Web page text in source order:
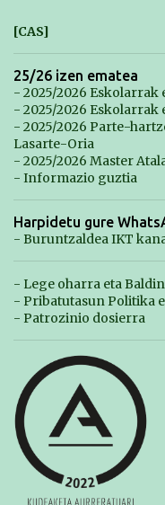
[CAS]
25/26 izen ematea
- 2025/2026 Eskolarrak
- 2025/2026 Eskolarrak
- 2025/2026 Parte-
Lasarte-Oria
- 2025/2026 Master
- Informazio guztia
Harpidetu gure
- Buruntzaldea IKT
- Lege oharra eta
- Pribatutasun Politika
- Patrozinio dosierra